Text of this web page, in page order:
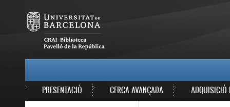
PRESENTACIÓ CERCA AVANÇADA ADQUISICIÓ